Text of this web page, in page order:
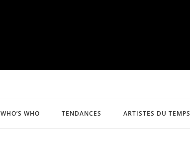
WHO’S WHO TENDANCES ARTISTES DU TEMPS